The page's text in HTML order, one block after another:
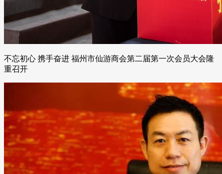
不忘初心 携手奋进 福州市仙游商会第二届第一次会员大会隆
重召开